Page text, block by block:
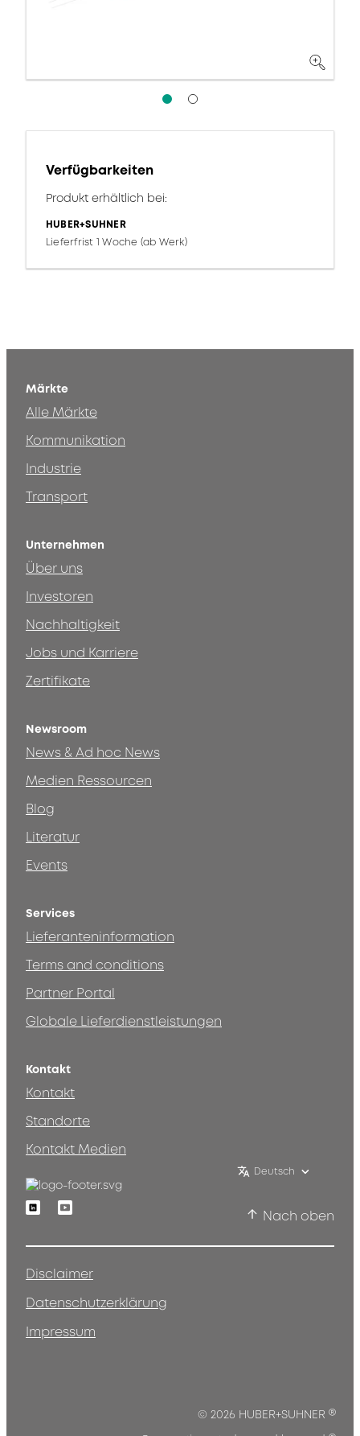
Verfügbarkeiten
Produkt erhältlich bei:
HUBER+SUHNER
Lieferfrist 1 Woche (ab Werk)
Märkte
Alle Märkte
Kommunikation
Industrie
Transport
Unternehmen
Über uns
Investoren
Nachhaltigkeit
Jobs und Karriere
Zertifikate
Newsroom
News & Ad hoc News
Medien Ressourcen
Blog
Literatur
Events
Services
Lieferanteninformation
Terms and conditions
Partner Portal
Globale Lieferdienstleistungen
Kontakt
Kontakt
Standorte
Kontakt Medien
Deutsch
LinkedinYoutube
Nach oben
Disclaimer
Datenschutzerklärung
Impressum
© 2026 HUBER+SUHNER ®